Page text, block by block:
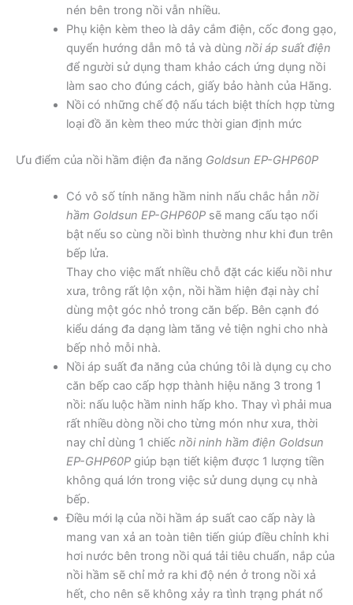
nén bên trong nồi vẫn nhiều.
Phụ kiện kèm theo là dây cắm điện, cốc đong gạo,
quyển hướng dẫn mô tả và dùng nồi áp suất điện
để người sử dụng tham khảo cách ứng dụng nồi
làm sao cho đúng cách, giấy bảo hành của Hãng.
Nồi có những chế độ nấu tách biệt thích hợp từng
loại đồ ăn kèm theo mức thời gian định mức
Ưu điểm của nồi hầm điện đa năng Goldsun EP-GHP60P
Có vô số tính năng hầm ninh nấu chắc hẳn nồi
hầm Goldsun EP-GHP60Psẽ mang cấu tạo nổi
bật nếu so cùng nồi bình thường như khi đun trên
bếp lửa.
Thay cho việc mất nhiều chỗ đặt các kiểu nồi như
xưa, trông rất lộn xộn, nồi hầm hiện đại này chỉ
dùng một góc nhỏ trong căn bếp. Bên cạnh đó
kiểu dáng đa dạng làm tăng vẻ tiện nghi cho nhà
bếp nhỏ mỗi nhà.
Nồi áp suất đa năng của chúng tôi là dụng cụ cho
căn bếp cao cấp hợp thành hiệu năng 3 trong 1
nồi: nấu luộc hầm ninh hấp kho. Thay vì phải mua
rất nhiều dòng nồi cho từng món như xưa, thời
nay chỉ dùng 1 chiếc nồi ninh hầm điện Goldsun
EP-GHP60Pgiúp bạn tiết kiệm được 1 lượng tiền
không quá lớn trong việc sử dung dụng cụ nhà
bếp.
Điều mới lạ của nồi hầm áp suất cao cấp này là
mang van xả an toàn tiên tiến giúp điều chỉnh khi
hơi nước bên trong nồi quá tải tiêu chuẩn, nắp của
nồi hầm sẽ chỉ mở ra khi độ nén ở trong nồi xả
hết, cho nên sẽ không xảy ra tình trạng phát nổ